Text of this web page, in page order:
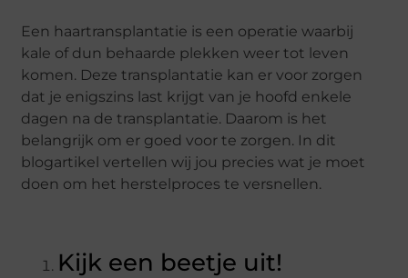
Een haartransplantatie is een operatie waarbij
kale of dun behaarde plekken weer tot leven
komen. Deze transplantatie kan er voor zorgen
dat je enigszins last krijgt van je hoofd enkele
dagen na de transplantatie. Daarom is het
belangrijk om er goed voor te zorgen. In dit
blogartikel vertellen wij jou precies wat je moet
doen om het herstelproces te versnellen.
Kijk een beetje uit!